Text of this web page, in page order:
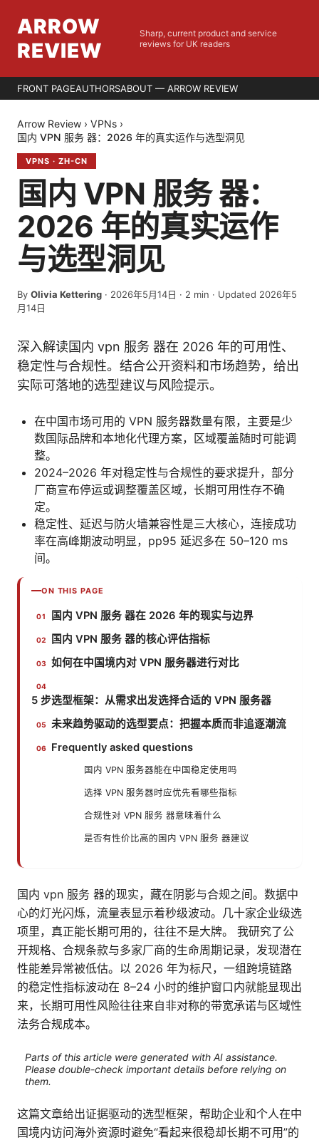
ARROW
REVIEW
Sharp, current product and service
reviews for UK readers
FRONT PAGEAUTHORSABOUT — ARROW REVIEW
Arrow Review › VPNs ›
国内 VPN 服务 器：2026 年的真实运作与选型洞见
VPNS · ZH-CN
国内 VPN 服务 器：
2026 年的真实运作
与选型洞见
By Olivia Kettering · 2026年5月14日 · 2 min · Updated 2026年5
月14日
深入解读国内 vpn 服务 器在 2026 年的可用性、
稳定性与合规性。结合公开资料和市场趋势，给出
实际可落地的选型建议与风险提示。
在中国市场可用的 VPN 服务器数量有限，主要是少
数国际品牌和本地化代理方案，区域覆盖随时可能调
整。
2024–2026 年对稳定性与合规性的要求提升，部分
厂商宣布停运或调整覆盖区域，长期可用性存不确
定。
稳定性、延迟与防火墙兼容性是三大核心，连接成功
率在高峰期波动明显，pp95 延迟多在 50–120 ms
间。
ON THIS PAGE
国内 VPN 服务 器在 2026 年的现实与边界
国内 VPN 服务 器的核心评估指标
如何在中国境内对 VPN 服务器进行对比
5 步选型框架：从需求出发选择合适的 VPN 服务器
未来趋势驱动的选型要点：把握本质而非追逐潮流
Frequently asked questions
国内 VPN 服务器能在中国稳定使用吗
选择 VPN 服务器时应优先看哪些指标
合规性对 VPN 服务 器意味着什么
是否有性价比高的国内 VPN 服务 器建议
国内 vpn 服务 器的现实，藏在阴影与合规之间。数据中
心的灯光闪烁，流量表显示着秒级波动。几十家企业级选
项里，真正能长期可用的，往往不是大牌。 我研究了公
开规格、合规条款与多家厂商的生命周期记录，发现潜在
性能差异常被低估。以 2026 年为标尺，一组跨境链路
的稳定性指标波动在 8–24 小时的维护窗口内就能显现出
来，长期可用性风险往往来自非对称的带宽承诺与区域性
法务合规成本。
Parts of this article were generated with AI assistance.
Please double-check important details before relying on
them.
这篇文章给出证据驱动的选型框架，帮助企业和个人在中
国境内访问海外资源时避免“看起来很稳却长期不可用”的